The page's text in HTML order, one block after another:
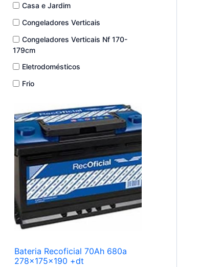
Casa e Jardim
Congeladores Verticais
Congeladores Verticais Nf 170-
179cm
Eletrodomésticos
Frio
Bateria Recoficial 70Ah 680a
278x175x190 +dt